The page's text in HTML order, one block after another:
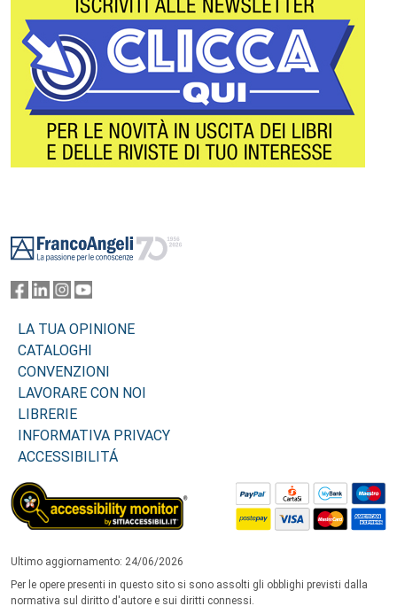
LA TUA OPINIONE
CATALOGHI
CONVENZIONI
LAVORARE CON NOI
LIBRERIE
INFORMATIVA PRIVACY
ACCESSIBILITÁ
Ultimo aggiornamento: 24/06/2026
Per le opere presenti in questo sito si sono assolti gli obblighi previsti dalla
normativa sul diritto d'autore e sui diritti connessi.